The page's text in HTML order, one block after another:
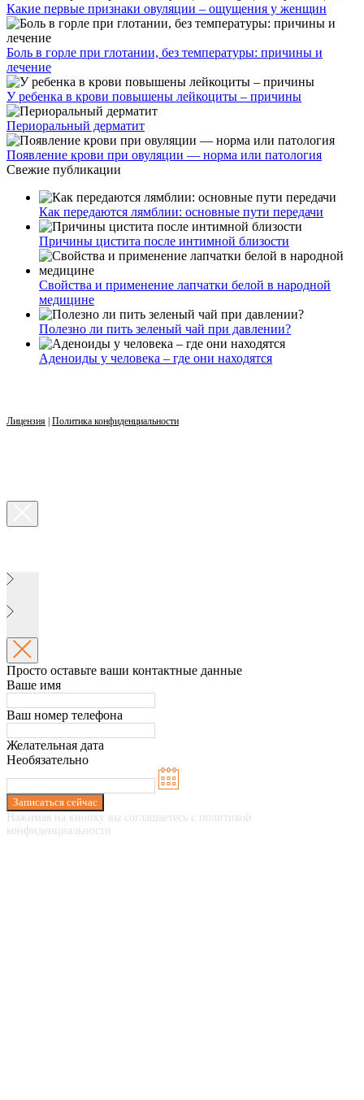
Какие первые признаки овуляции – ощущения у женщин
Боль в горле при глотании, без температуры: причины и
лечение
У ребенка в крови повышены лейкоциты – причины
Периоральный дерматит
Появление крови при овуляции — норма или патология
Свежие публикации
Как передаются лямблии: основные пути передачи
Причины цистита после интимной близости
Свойства и применение лапчатки белой в народной
медицине
Полезно ли пить зеленый чай при давлении?
Аденоиды у человека – где они находятся
Лицензия Политика конфиденциальности
Просто оставьте ваши контактные данные
Ваше имя
Ваш номер телефона
Желательная дата
Необязательно
Записаться сейчас
Нажимая на кнопку вы соглашаетесь с политикой
конфиденциальности